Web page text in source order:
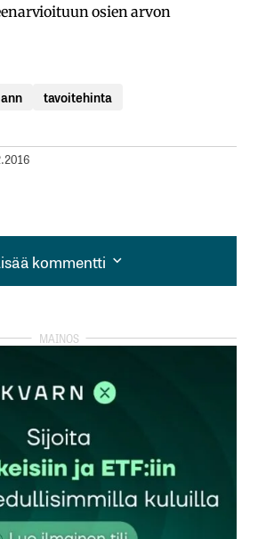
osien arvon
tavoitehinta
kommentti
kommentti
kirjautua
ei julkaista.Pakolliset